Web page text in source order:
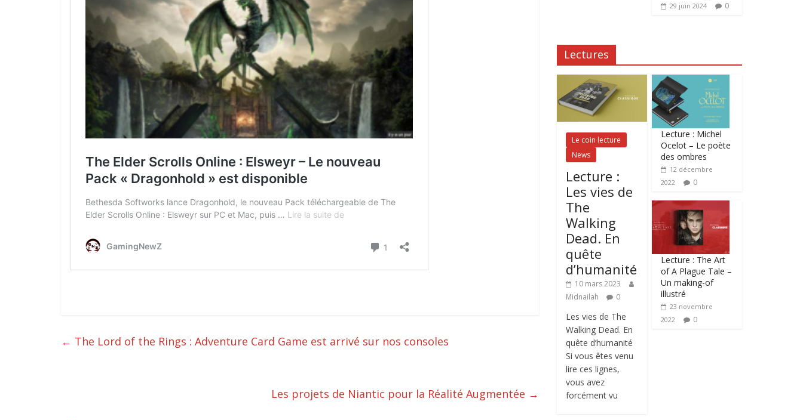
← The Lord of the Rings : Adventure Card Game est arrivé sur nos consoles
Les projets de Niantic pour la Réalité Augmentée →
29 juin 2024 0
Lectures
Le coin lecture
News
Lecture :
Les vies de
The
Walking
Dead. En
quête
d’humanité
10 mars 2023
Midnailah
0
Les vies de The
Walking Dead. En
quête d’humanité
Si vous êtes venu
lire ces lignes,
vous avez
forcément vu
Lecture : Michel
Ocelot – Le poète
des ombres
12 décembre
2022
0
Lecture : The Art
of A Plague Tale –
Un making-of
illustré
23 novembre
2022
0